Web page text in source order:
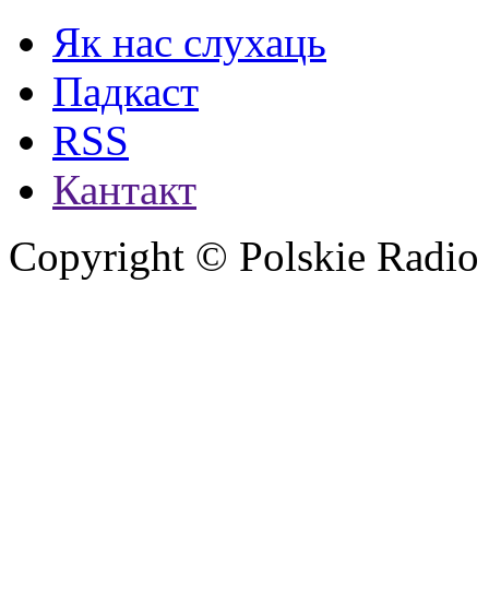
Як нас слухаць
Падкаст
RSS
Кантакт
Copyright © Polskie